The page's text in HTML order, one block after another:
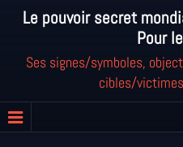
Le pouvoir secret
Pour
Ses signes/symboles,
cibles/